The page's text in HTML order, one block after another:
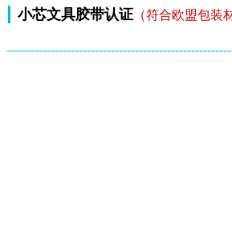
| 小芯文具胶带认证 （符合欧盟包装